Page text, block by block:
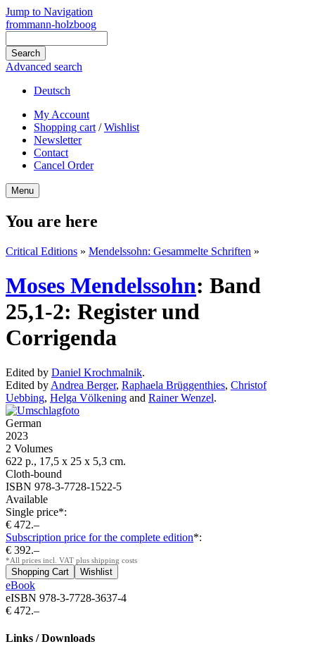
Jump to Navigation
frommann-holzboog
Advanced search
Deutsch
My Account
Shopping cart /Wishlist
Newsletter
Contact
Cancel Order
Menu
You are here
Critical Editions » Mendelssohn: Gesammelte Schriften »
Moses Mendelssohn: Band
25,1-2: Register und
Corrigenda
Edited by Daniel Krochmalnik.
Edited by Andrea Berger, Raphaela Brüggenthies, Christof
Uebbing, Helga Völkening and Rainer Wenzel.
German
2023
2 Volumes
622 p., 17,5 x 25 x 5,3 cm.
Cloth-bound
ISBN 978-3-7728-1522-5
Available
Single price*:
€ 472.–
Subscription price for the complete edition*:
€ 392.–
*All prices incl. VAT plus shipping costs
eBook
eISBN 978-3-7728-3637-4
€ 472.–
Links / Downloads